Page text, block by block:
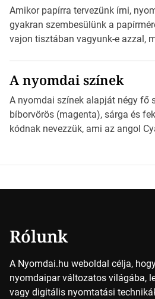
esetben konzultáljunk a
nyomdai előkészítést!Nehogy az
derüljön ki, hogy valamit másképp
Amikor papírra tervezünk írni,
gyakran szembesülünk a
vajon tisztában vagyunk-e azzal,
*Hirdetés Ebben a cikkben a
világába kalauzolunk el téged,
milyen szempontok alapján
jövőben. Bevezetés a
A nyomdai színek
A nyomdai színek alapját négy fő
bíborvörös (magenta), sárga és
kódnak nevezzük, ami az angol
Rólunk
A Nyomdai.hu weboldal célja,
nyomdaipar változatos világába,
vagy digitális nyomtatási